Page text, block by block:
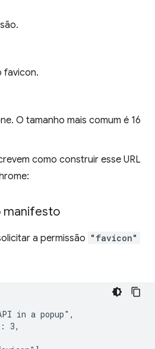
favicon.
O tamanho mais comum é 16
como construir esse URL
manifesto
a permissão "favicon"
in a popup",
3,